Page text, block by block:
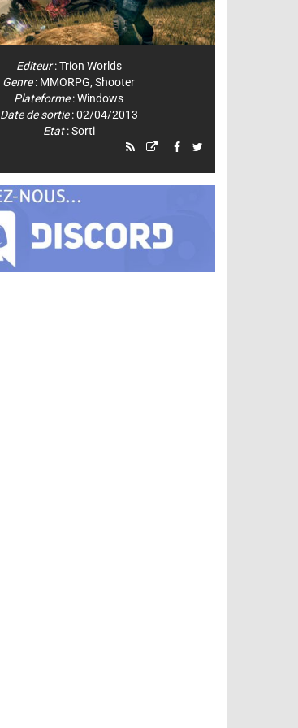
Editeur:Trion Worlds
Genre: MMORPG,Shooter
Plateforme:Windows
Date de sortie: 02/04/2013
Etat: Sorti